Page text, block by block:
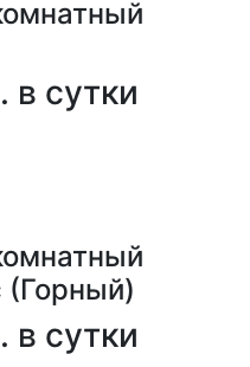
в сутки
(Горный)
в сутки